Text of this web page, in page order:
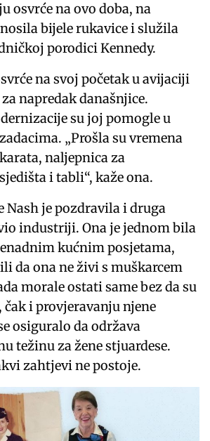
osvrće na ovo doba, na
bijele rukavice i služila
porodici Kennedy.
na svoj početak u avijaciji
napredak današnjice.
su joj pomogle u
„Prošla su vremena
naljepnica za
i tabli“, kaže ona.
Nash je pozdravila i druga
industriji. Ona je jednom bila
kućnim posjetama,
da ona ne živi s muškarcem
morale ostati same bez da su
i provjeravanju njene
osiguralo da održava
težinu za žene stjuardese.
zahtjevi ne postoje.